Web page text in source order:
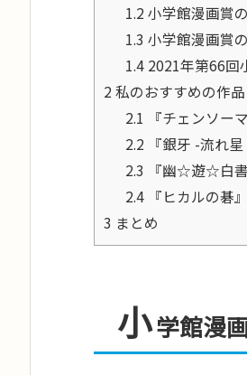
1.2小学館漫画賞
1.3 小学館漫画賞
1.42021年第66回
2私のおすすめの作品
2.1 『チェンソー
2.2『銀牙 -流れ星
2.3 『幽☆遊☆白書
2.4『ヒカルの碁』
3 まとめ
小学館漫